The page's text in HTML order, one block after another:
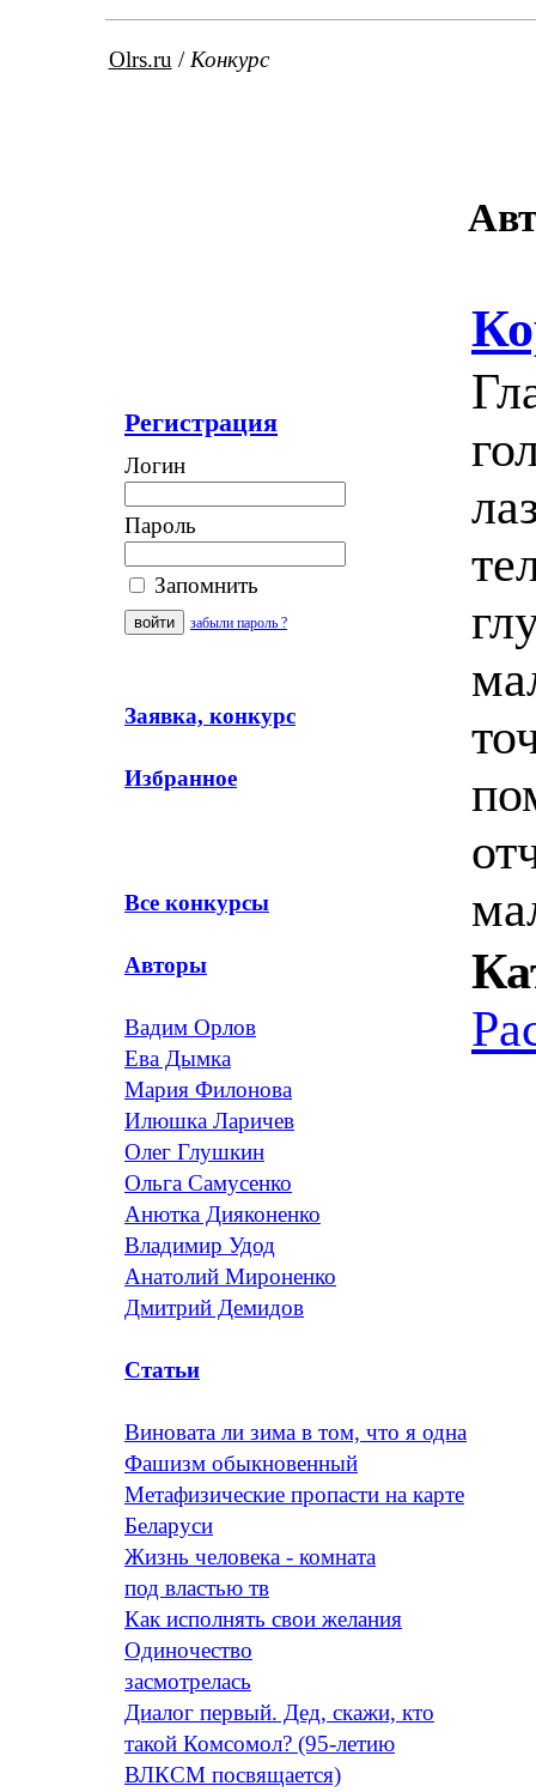
Olrs.ru / Конкурс
Регистрация
Логин
Пароль
Запомнить
забыли пароль ?
Заявка, конкурс
Избранное
Все конкурсы
Авторы
Вадим Орлов
Ева Дымка
Мария Филонова
Илюшка Ларичев
Олег Глушкин
Ольга Самусенко
Анютка Дияконенко
Владимир Удод
Анатолий Мироненко
Дмитрий Демидов
Статьи
Виновата ли зима в том, что я одна
Фашизм обыкновенный
Метафизические пропасти на карте
Беларуси
Жизнь человека - комната
под властью тв
Как исполнять свои желания
Одиночество
засмотрелась
Диалог первый. Дед, скажи, кто
такой Комсомол? (95-летию
ВЛКСМ посвящается)